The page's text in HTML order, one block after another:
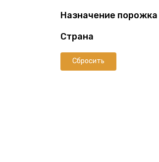
Назначение порожка
Страна
Сбросить